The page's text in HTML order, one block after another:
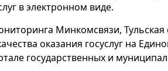
в электронном виде.
Минкомсвязи,
оказания госуслуг на
государственных и